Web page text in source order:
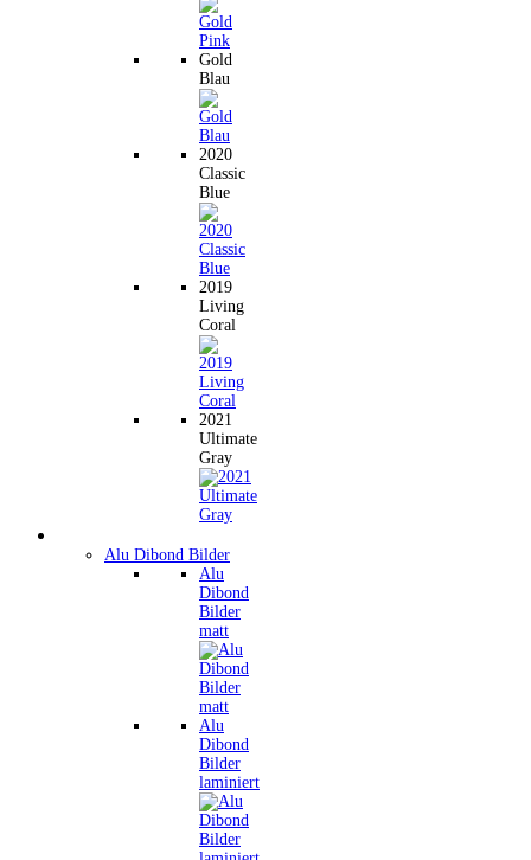
Gold
Blau
2020
Classic
Blue
2019
Living
Coral
2021
Ultimate
Gray
Alu Dibond Bilder
Alu
Dibond
Bilder
matt
Alu
Dibond
Bilder
laminiert